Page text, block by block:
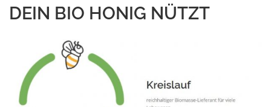
DEIN BIO HONIG NÜTZT